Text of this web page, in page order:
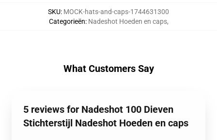
SKU: MOCK-hats-and-caps-1744631300
Categorieën: Nadeshot Hoeden en caps,
What Customers Say
5 reviews for Nadeshot 100 Dieven
Stichterstijl Nadeshot Hoeden en caps